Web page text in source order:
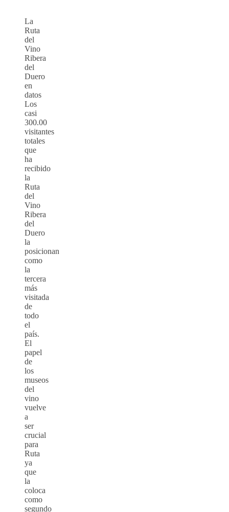
La
Ruta
del
Vino
Ribera
del
Duero
en
datos
Los
casi
300.00
visitantes
totales
que
ha
recibido
la
Ruta
del
Vino
Ribera
del
Duero
la
posicionan
como
la
tercera
más
visitada
de
todo
el
país.
El
papel
de
los
museos
del
vino
vuelve
a
ser
crucial
para
Ruta
ya
que
la
coloca
como
segundo